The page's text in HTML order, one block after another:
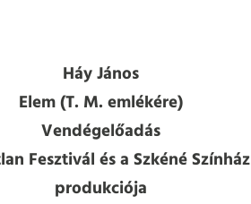
Háy János
Elem (T. M. emlékére)
Vendégelőadás
Fesztivál és a Szkéné
produkciója